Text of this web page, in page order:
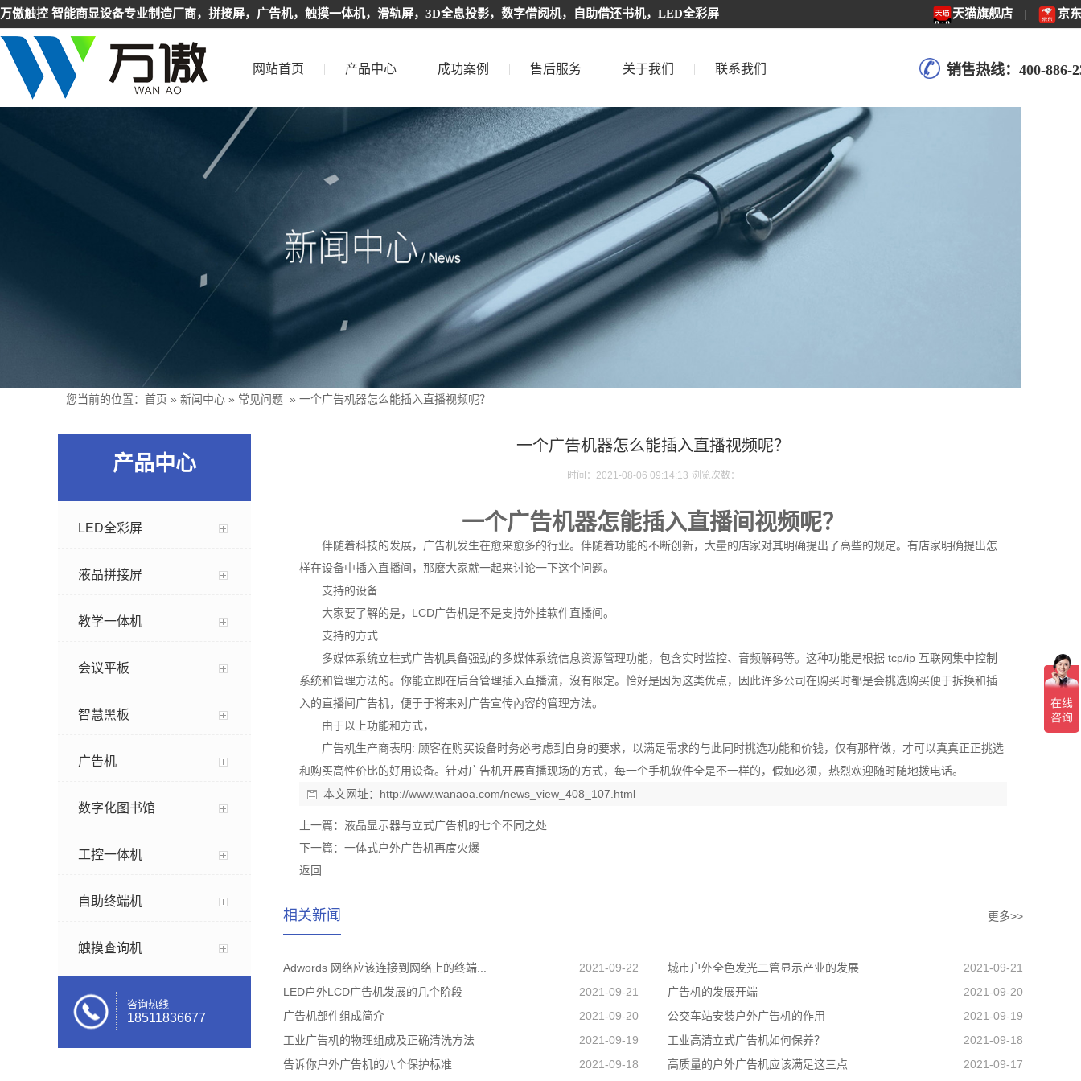
万傲触控 智能商显设备专业制造厂商，拼接屏，广告机，触摸一体机，滑轨屏，3D全息投影，数字借阅机，自助借还书机，LED全彩屏 天猫旗舰店 | 京
网站首页 产品中心 成功案例 售后服务 关于我们 联系我们 销售热线：400-886-
您当前的位置： 首页 » 新闻中心 » 常见问题 » 一个广告机器怎么能插入直播视频呢？
产品中心
LED全彩屏
液晶拼接屏
教学一体机
会议平板
智慧黑板
广告机
数字化图书馆
工控一体机
自助终端机
触摸查询机
咨询热线
18511836677
一个广告机器怎么能插入直播视频呢？
时间：2021-08-06 09:14:13 浏览次数：
一个广告机器怎能插入直播间视频呢？
伴随着科技的发展，广告机发生在愈来愈多的行业。伴随着功能的不断创新，大量的店家对其明确提出了高些的规定。有店家明确提出怎
样在设备中插入直播间，那麼大家就一起来讨论一下这个问题。
支持的设备
大家要了解的是，LCD广告机是不是支持外挂软件直播间。
支持的方式
多媒体系统立柱式广告机具备强劲的多媒体系统信息资源管理功能，包含实时监控、音频解码等。这种功能是根据 tcp/ip 互联网集中控制
系统和管理方法的。你能立即在后台管理插入直播流，沒有限定。恰好是因为这类优点，因此许多公司在购买时都是会挑选购买便于拆换和插
入的直播间广告机，便于于将来对广告宣传內容的管理方法。
由于以上功能和方式，
广告机生产商表明: 顾客在购买设备时务必考虑到自身的要求，以满足需求的与此同时挑选功能和价钱，仅有那样做，才可以真真正正挑选
和购买高性价比的好用设备。针对广告机开展直播现场的方式，每一个手机软件全是不一样的，假如必须，热烈欢迎随时随地拨电话。
本文网址： http://www.wanaoa.com/news_view_408_107.html
上一篇： 液晶显示器与立式广告机的七个不同之处
下一篇： 一体式户外广告机再度火爆
返回
相关新闻 更多>>
Adwords 网络应该连接到网络上的终端... 2021-09-22 城市户外全色发光二管显示产业的发展
2021-09-21
LED户外LCD广告机发展的几个阶段
2021-09-21 广告机的发展开端
2021-09-20
广告机部件组成简介
2021-09-20 公交车站安装户外广告机的作用
2021-09-19
工业广告机的物理组成及正确清洗方法
2021-09-19 工业高清立式广告机如何保养？
2021-09-18
告诉你户外广告机的八个保护标准
2021-09-18 高质量的户外广告机应该满足这三点 2021-09-17